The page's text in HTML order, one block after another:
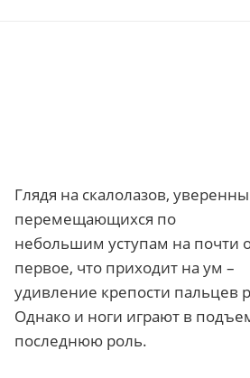
Глядя на скалолазов,
перемещающихся по
небольшим уступам на почти
первое, что приходит на ум –
удивление крепости пальцев
Однако и ноги играют в
последнюю роль.